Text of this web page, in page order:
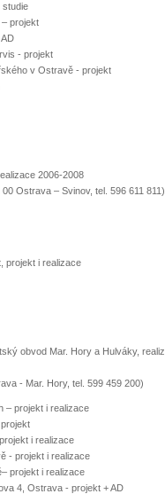
studie
projekt
- projekt
v Ostravě - projekt
2006-2008
Ostrava – Svinov, tel. 596 611 811)
projekt i realizace
obvod Mar. Hory a Hulváky,
- Mar. Hory, tel. 599 459 200)
– projekt i realizace
i realizace
- projekt i realizace
projekt i realizace
4, Ostrava - projekt + AD